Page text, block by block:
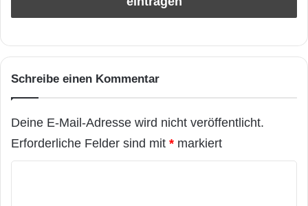
Schreibe einen Kommentar
Deine E-Mail-Adresse wird nicht veröffentlicht.
Erforderliche Felder sind mit * markiert